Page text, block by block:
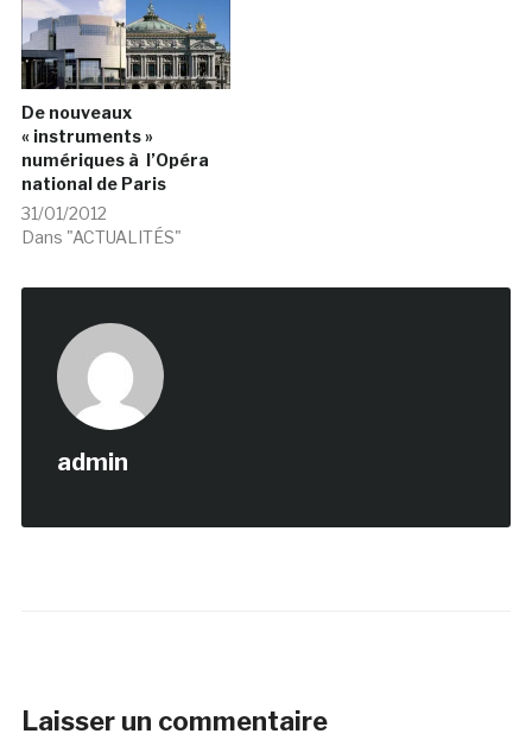
De nouveaux
« instruments »
numériques à l’Opéra
national de Paris
31/01/2012
Dans "ACTUALITÉS"
admin
Laisser un commentaire